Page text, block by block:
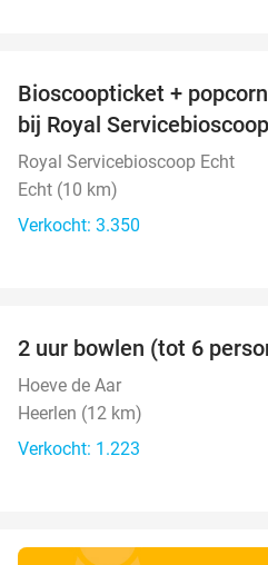
Bioscoopticket +
bij Royal
Royal Servicebioscoop Echt
Echt (10 km)
Verkocht: 3.350
2 uur bowlen (tot 6
Hoeve de Aar
Heerlen (12 km)
Verkocht: 1.223